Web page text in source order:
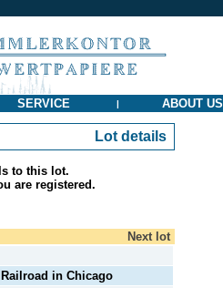
SERVICE | ABOUT US
Lot details
to this lot.
are registered.
Next lot
in Chicago